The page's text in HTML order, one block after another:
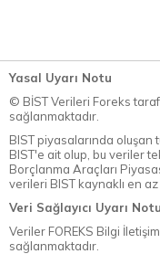
Yasal Uyarı Notu
© BİST Verileri Foreks
sağlanmaktadır.
BIST piyasalarında oluşan
BIST'e ait olup, bu veriler
Borçlanma Araçları
verileri BIST kaynaklı en
Veri Sağlayıcı Uyarı Notu
Veriler FOREKS Bilgi
sağlanmaktadır.